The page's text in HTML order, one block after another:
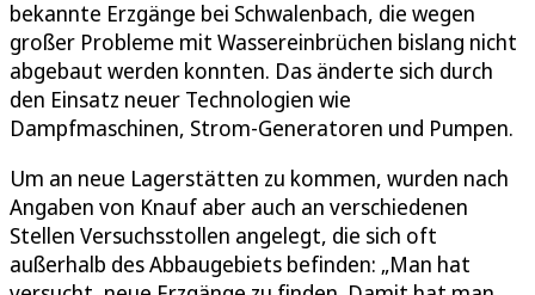
bekannte Erzgänge bei Schwalenbach, die wegen
großer Probleme mit Wassereinbrüchen bislang nicht
abgebaut werden konnten. Das änderte sich durch
den Einsatz neuer Technologien wie
Dampfmaschinen, Strom-Generatoren und Pumpen.
Um an neue Lagerstätten zu kommen, wurden nach
Angaben von Knauf aber auch an verschiedenen
Stellen Versuchsstollen angelegt, die sich oft
außerhalb des Abbaugebiets befinden: „Man hat